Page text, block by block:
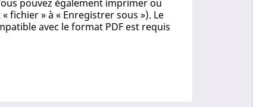
pouvez également imprimer ou
» à « Enregistrer sous »). Le
avec le format PDF est requis